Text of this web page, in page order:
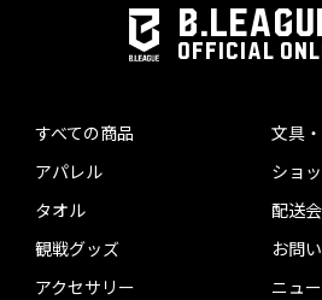
OFFICIAL
すべての商品
アパレル
タオル
観戦グッズ
アクセサリー
文具
ショ
配送
お問
ニュ